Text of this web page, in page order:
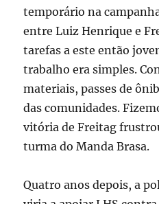
temporário na
entre Luiz Henrique e
tarefas a este então
trabalho era simples.
materiais, passes de
das comunidades.
vitória de Freitag
turma do Manda Brasa.
Quatro anos depois, a